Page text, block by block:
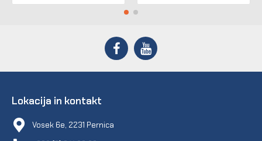
Lokacija in kontakt
Vosek 6e, 2231 Pernica